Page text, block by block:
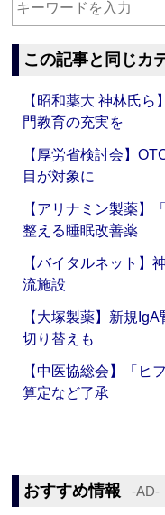
この記事と同じカ
【昭和薬大 神林氏
門教育の充実を
【厚労省検討会】
目が対象に
【アリナミン製薬】
整える睡眠改善薬
【バイタルネット】
流施設
【大塚製薬】新規
切り替えも
【中医協総会】「ヒ
算定など了承
おすすめ情報 ‐AD‐